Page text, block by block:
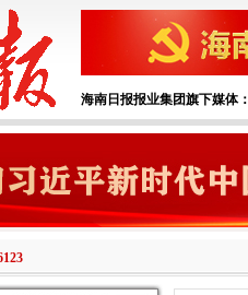
海南日报报业集团旗下媒体：